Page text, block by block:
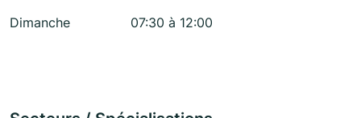
Dimanche
07:30 à 12:00